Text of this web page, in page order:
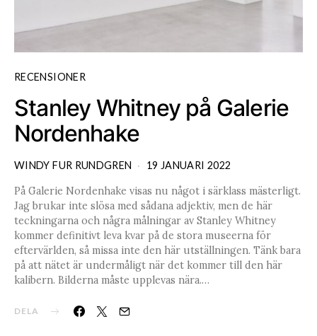
RECENSIONER
Stanley Whitney på Galerie
Nordenhake
WINDY FUR RUNDGREN 19 JANUARI 2022
På Galerie Nordenhake visas nu något i särklass mästerligt.
Jag brukar inte slösa med sådana adjektiv, men de här
teckningarna och några målningar av Stanley Whitney
kommer definitivt leva kvar på de stora museerna för
eftervärlden, så missa inte den här utställningen. Tänk bara
på att nätet är undermåligt när det kommer till den här
kalibern. Bilderna måste upplevas nära.…
DELA